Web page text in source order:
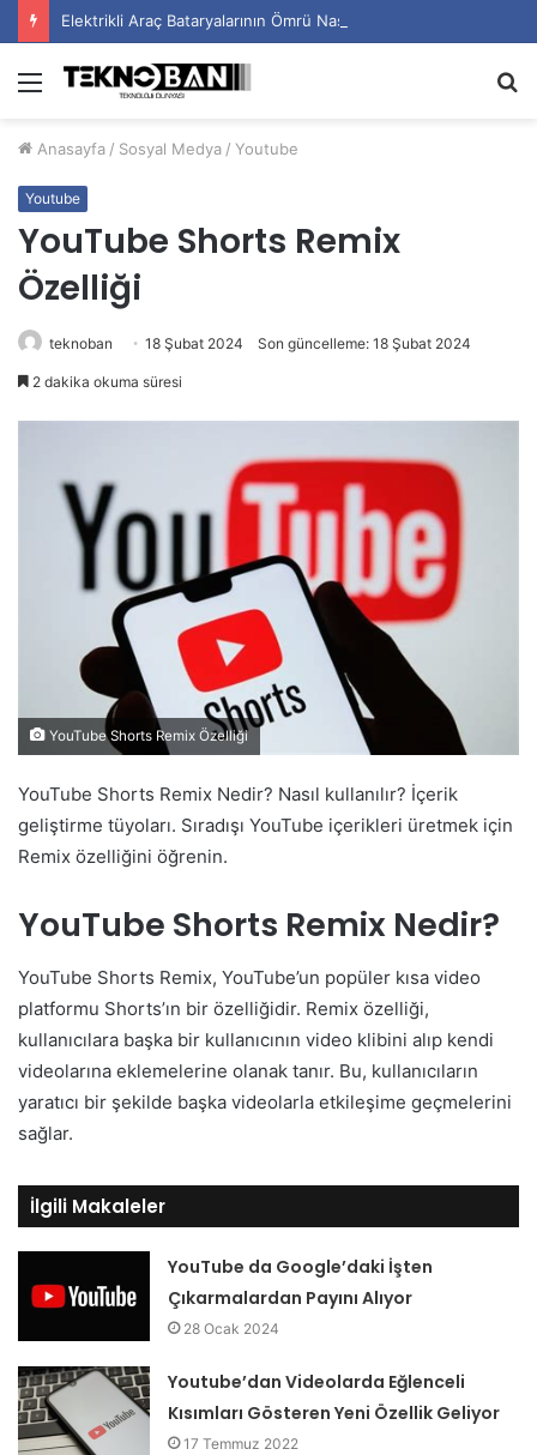
Elektrikli Araç Bataryalarının Ömrü Nasıl Uzatılır?
Menü
Anasayfa / Sosyal Medya / Youtube
Youtube
YouTube Shorts Remix
Özelliği
teknoban 18 Şubat 2024 Son güncelleme: 18 Şubat 2024
2 dakika okuma süresi
YouTube Shorts Remix Özelliği
YouTube Shorts Remix Nedir? Nasıl kullanılır? İçerik
geliştirme tüyoları. Sıradışı YouTube içerikleri üretmek için
Remix özelliğini öğrenin.
YouTube Shorts Remix Nedir?
YouTube Shorts Remix, YouTube’un popüler kısa video
platformu Shorts’ın bir özelliğidir. Remix özelliği,
kullanıcılara başka bir kullanıcının video klibini alıp kendi
videolarına eklemelerine olanak tanır. Bu, kullanıcıların
yaratıcı bir şekilde başka videolarla etkileşime geçmelerini
sağlar.
İlgili Makaleler
YouTube da Google’daki İşten
Çıkarmalardan Payını Alıyor
28 Ocak 2024
Youtube’dan Videolarda Eğlenceli
Kısımları Gösteren Yeni Özellik Geliyor
17 Temmuz 2022